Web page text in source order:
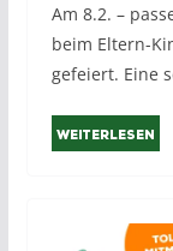
Am 8.2. –
beim Eltern-
gefeiert. Eine
Weiterlesen